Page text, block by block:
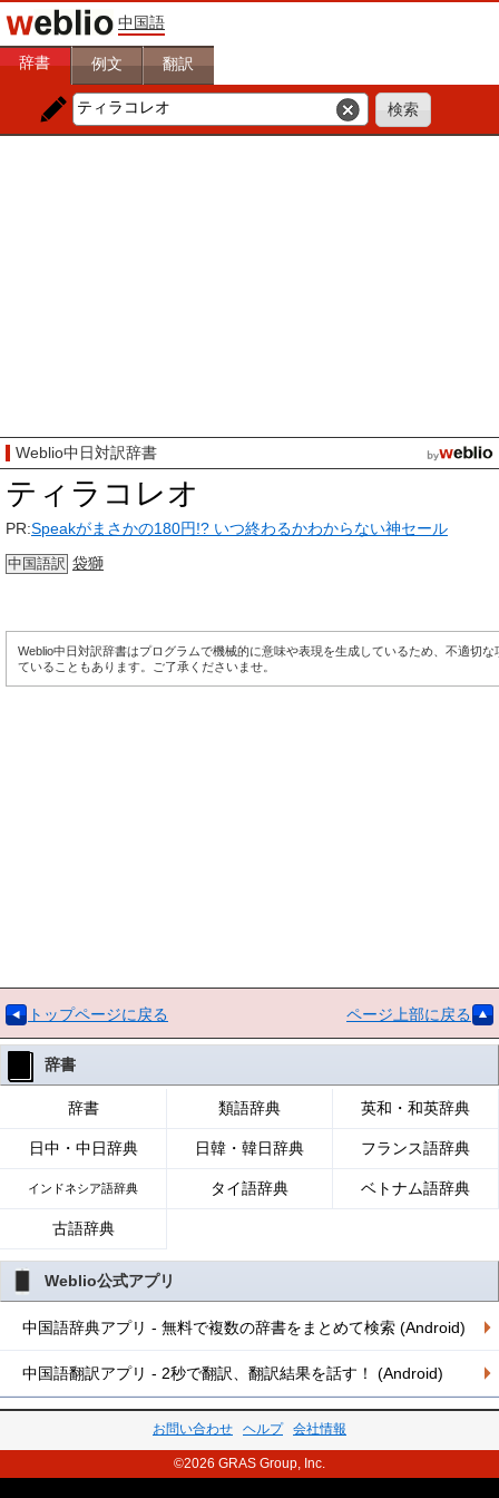
中国語
辞書 例文 翻訳
Weblio中日対訳辞書
ティラコレオ
PR:Speakがまさかの180円!? いつ終わるかわからない神セール
中国語訳 袋獅
Weblio中日対訳辞書はプログラムで機械的に意味や表現を生成しているため、不適切な
ていることもあります。ご了承くださいませ。
トップページに戻る ページ上部に戻る
辞書
辞書 類語辞典 英和・和英辞典
日中・中日辞典 日韓・韓日辞典 フランス語辞典
インドネシア語辞典 タイ語辞典 ベトナム語辞典
古語辞典
Weblio公式アプリ
中国語辞典アプリ - 無料で複数の辞書をまとめて検索 (Android)
中国語翻訳アプリ - 2秒で翻訳、翻訳結果を話す！ (Android)
お問い合わせ ヘルプ 会社情報
©2026 GRAS Group, Inc.